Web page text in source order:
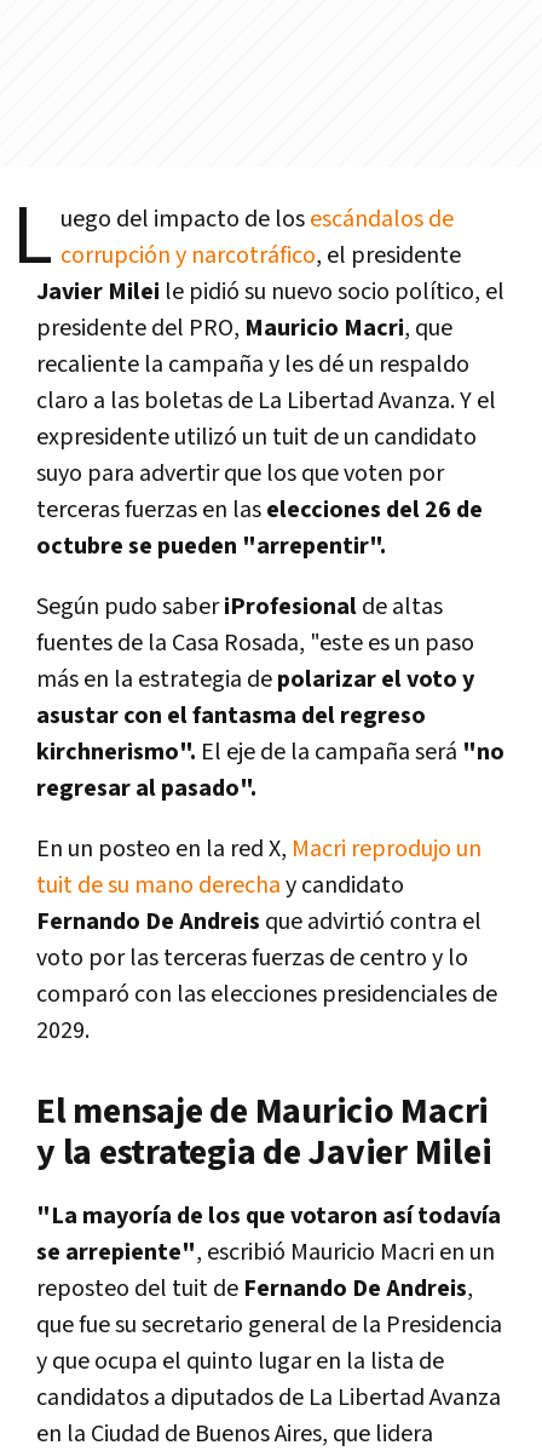
L uego del impacto de losescándalos de
corrupción y narcotráfico, el presidente
Javier Milei le pidió su nuevo socio político, el
presidente del PRO, Mauricio Macri, que
recaliente la campaña y les dé un respaldo
claro a las boletas de La Libertad Avanza. Y el
expresidente utilizó un tuit de un candidato
suyo para advertir que los que voten por
terceras fuerzas en laselecciones del 26 de
octubre se pueden "arrepentir".
Según pudo saberiProfesionalde altas
fuentes de la Casa Rosada, "este es un paso
más en la estrategia depolarizar el voto y
asustar con el fantasma del regreso
kirchnerismo". El eje de la campaña será "no
regresar al pasado".
En un posteo en la red X, Macri reprodujo un
tuit de su mano derechay candidato
Fernando De Andreis que advirtió contra el
voto por las terceras fuerzas de centro y lo
comparó con las elecciones presidenciales de
2029.
El mensaje de Mauricio Macri
y la estrategia de Javier Milei
"La mayoría de los que votaron así todavía
se arrepiente", escribió Mauricio Macri en un
reposteo del tuit de Fernando De Andreis,
que fue su secretario general de la Presidencia
y que ocupa el quinto lugar en la lista de
candidatos a diputados de La Libertad Avanza
en la Ciudad de Buenos Aires, que lidera